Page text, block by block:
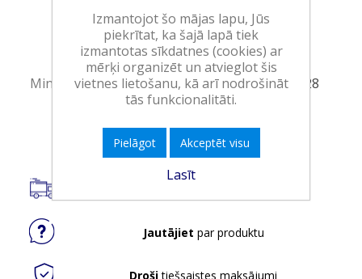
EAN:
5900627057553
Iepakojumā:6
Minimālais daudzums:1
Minimālais preces derīguma termiņš:13.02.2028
Ielikt grozā
Jautājiet par produktu
Drošitiešsaistes maksājumi
Izmantojot šo mājas lapu, Jūs
piekrītat, ka šajā lapā tiek
izmantotas sīkdatnes (cookies) ar
mērķi organizēt un atvieglot šis
vietnes lietošanu, kā arī nodrošināt
tās funkcionalitāti.
Pielāgot Akceptēt visu
Lasīt